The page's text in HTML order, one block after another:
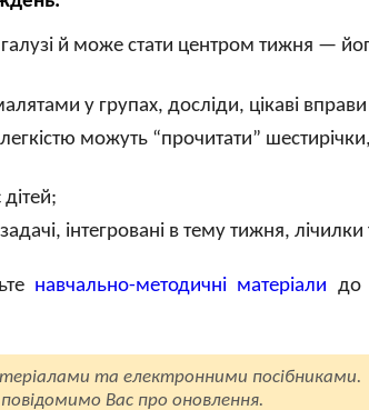
галузі й може стати центром тижня —
у групах, досліди, цікаві
можуть “прочитати”
інтегровані в тему тижня,
навчально-методичні матеріали до
та електронними посібниками.
Вас про оновлення.